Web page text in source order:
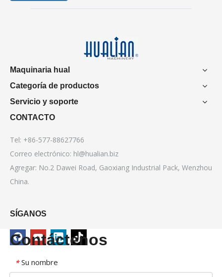
Maquinaria hual
Categoría de productos
Servicio y soporte
CONTACTO
Tel: +86-577-88627766
Correo electrónico: hl@hualian.biz
Agregar: No.2 Dawei Road, Gaoxiang Industrial Pack, Wenzhou
China.
SÍGANOS
Contáctenos
* Su nombre